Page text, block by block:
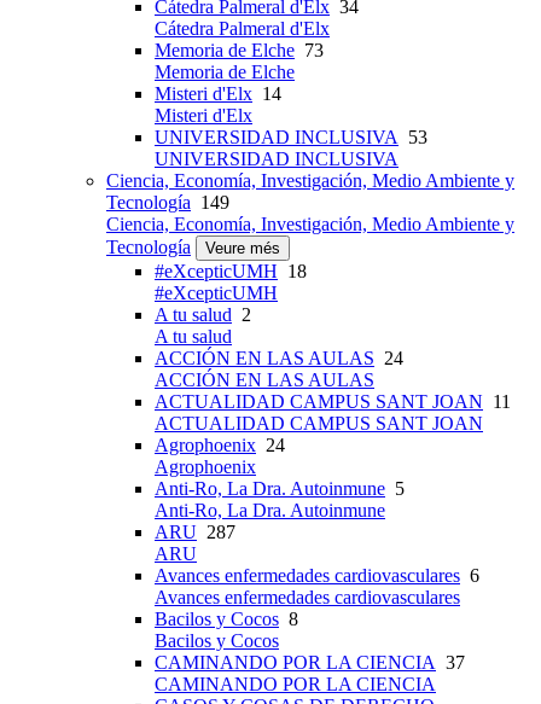
Cátedra Palmeral d'Elx 34
Cátedra Palmeral d'Elx
Memoria de Elche 73
Memoria de Elche
Misteri d'Elx 14
Misteri d'Elx
UNIVERSIDAD INCLUSIVA 53
UNIVERSIDAD INCLUSIVA
Ciencia, Economía, Investigación, Medio Ambiente y
Tecnología 149
Ciencia, Economía, Investigación, Medio Ambiente y
Tecnología
Veure més
#eXcepticUMH 18
#eXcepticUMH
A tu salud 2
A tu salud
ACCIÓN EN LAS AULAS 24
ACCIÓN EN LAS AULAS
ACTUALIDAD CAMPUS SANT JOAN 11
ACTUALIDAD CAMPUS SANT JOAN
Agrophoenix 24
Agrophoenix
Anti-Ro, La Dra. Autoinmune 5
Anti-Ro, La Dra. Autoinmune
ARU 287
ARU
Avances enfermedades cardiovasculares 6
Avances enfermedades cardiovasculares
Bacilos y Cocos 8
Bacilos y Cocos
CAMINANDO POR LA CIENCIA 37
CAMINANDO POR LA CIENCIA